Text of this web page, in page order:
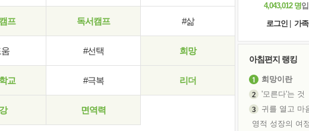
프 독서캠프 #삶
#선택 희망
교 #극복 리더
면역력
4,043,012 명
로그인
가족
아침편지 랭킹
희망이란
'모른다'는 것
영적 성장의 여정